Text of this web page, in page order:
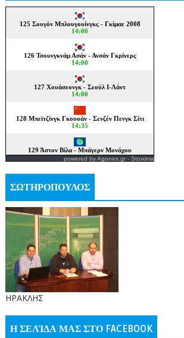
powered byAgones.gr- Stoixima
ΣΩΤΗΡΟΠΟΥΛΟΣ
ΗΡΑΚΛΗΣ
Η ΣΕΛΊΔΑ ΜΑΣ ΣΤΟ FACEBOOK